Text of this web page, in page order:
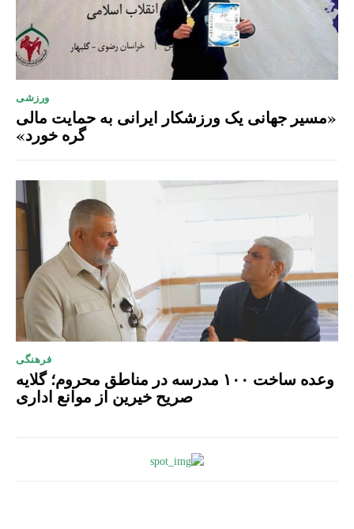
ورزشی
«مسیر جهانی یک ورزشکار ایرانی به حمایت مالی
گره خورد»
فرهنگی
وعده ساخت ۱۰۰ مدرسه در مناطق محروم؛ گلایه
صریح خیرین از موانع اداری